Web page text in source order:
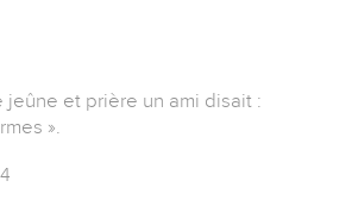
jeûne et prière un ami disait :
».